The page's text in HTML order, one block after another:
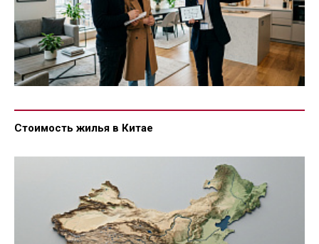
Стоимость жилья в Китае